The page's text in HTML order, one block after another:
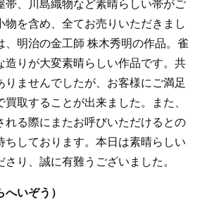
帯、川島織物など素晴らしい帯がご
物を含め、全てお売りいただきまし
、明治の金工師 株木秀明の作品。雀
造りが大変素晴らしい作品です。共
りませんでしたが、お客様にご満足
取することが出来ました。また、
れる際にまたお呼びいただけるとの
ちしております。本日は素晴らしい
り、誠に有難うございました。
いぞう）